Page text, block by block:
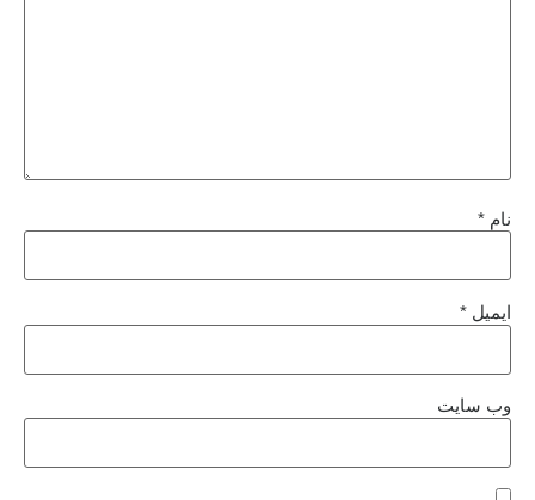
نام *
ایمیل *
وب‌ سایت